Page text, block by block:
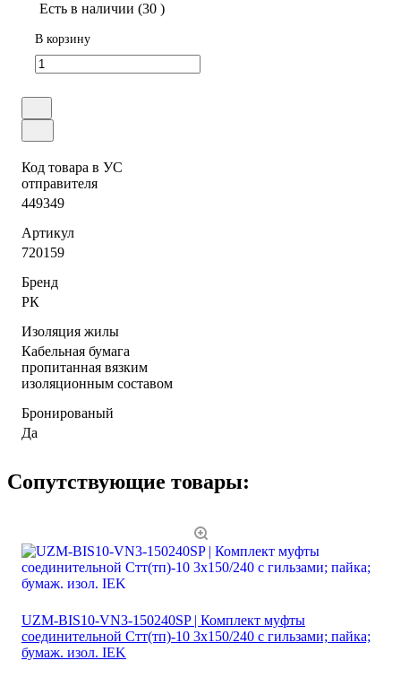
Есть в наличии (30 )
В корзину
Код товара в УС
отправителя
449349
Артикул
720159
Бренд
РК
Изоляция жилы
Кабельная бумага
пропитанная вязким
изоляционным составом
Бронированый
Да
Сопутствующие товары:
UZM-BIS10-VN3-150240SP | Комплект муфты
соединительной Стт(тп)-10 3х150/240 с гильзами; пайка;
бумаж. изол. IEK